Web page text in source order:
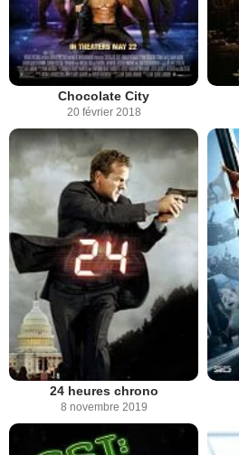
Chocolate City
20 février 2018
24 heures chrono
8 novembre 2019